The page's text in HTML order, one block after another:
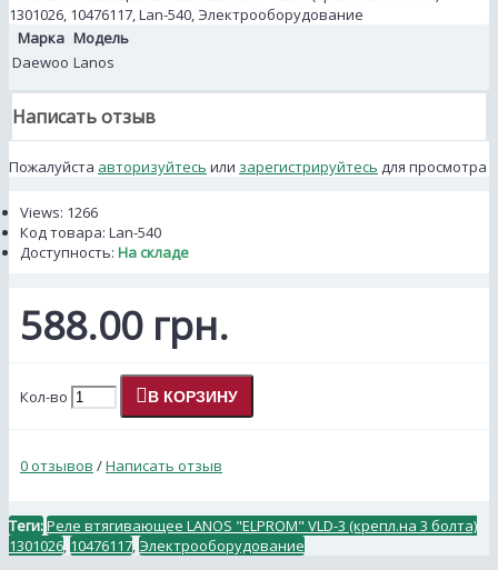
1301026, 10476117, Lan-540, Электрооборудование
Марка Модель
Daewoo Lanos
Написать отзыв
Пожалуйста авторизуйтесь или зарегистрируйтесь для просмотра
Views: 1266
Код товара: Lan-540
Доступность: На складе
588.00 грн.
Кол-во В КОРЗИНУ
0 отзывов /Написать отзыв
Теги:Реле втягивающее LANOS "ELPROM" VLD-3 (крепл.на 3 болта)
1301026 10476117 Электрооборудование